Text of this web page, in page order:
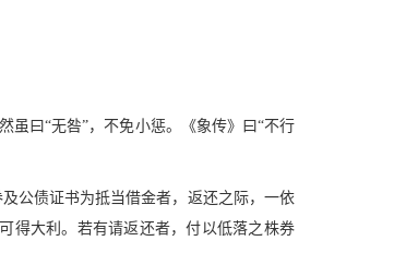
虽曰“无咎”，不免小惩。《象传》曰“不行
公债证书为抵当借金者，返还之际，一依
得大利。若有请返还者，付以低落之株券